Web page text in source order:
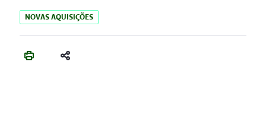
NOVAS AQUISIÇÕES